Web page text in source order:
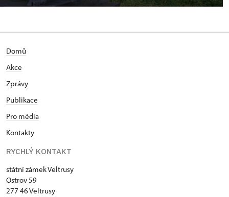
Domů
Akce
Zprávy
Publikace
Pro média
Kontakty
RYCHLÝ KONTAKT
státní zámek Veltrusy
Ostrov 59
277 46 Veltrusy